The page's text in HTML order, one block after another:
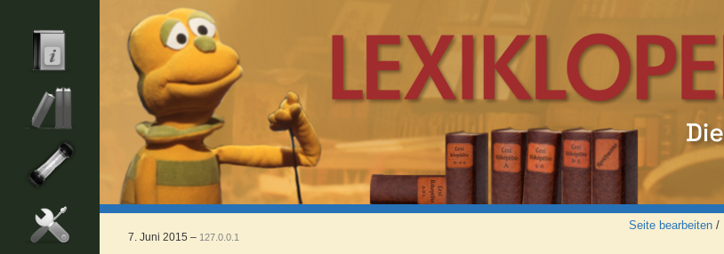
Seite bearbeiten /
7. Juni 2015 – 127.0.0.1